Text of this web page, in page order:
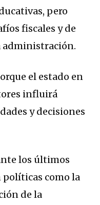
pero
fiscales y de
administración.
el estado en
influirá
y decisiones
los últimos
políticas como la
de la